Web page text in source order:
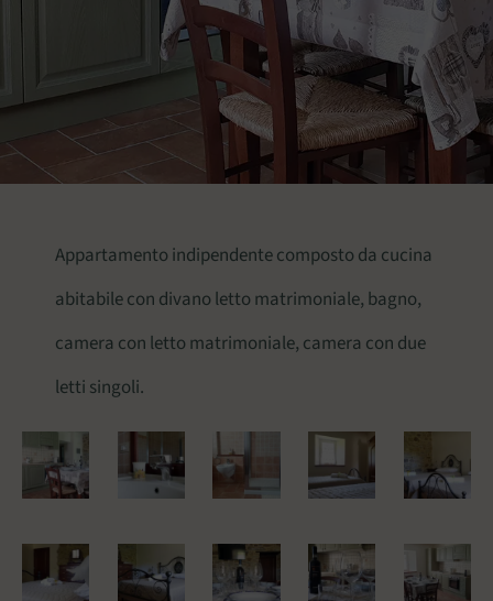
Appartamento indipendente composto da cucina
abitabile con divano letto matrimoniale, bagno,
camera con letto matrimoniale, camera con due
letti singoli.